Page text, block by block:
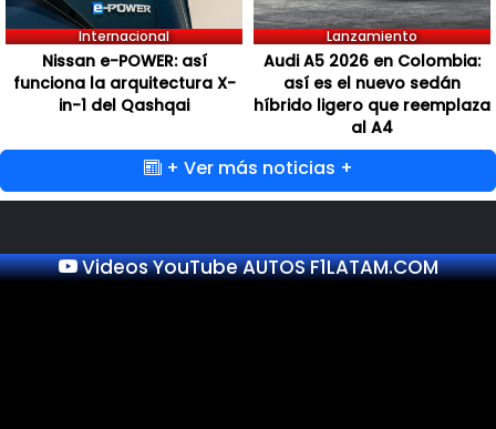
Internacional
Nissan e-POWER: así
funciona la arquitectura X-
in-1 del Qashqai
Lanzamiento
Audi A5 2026 en Colombia:
así es el nuevo sedán
híbrido ligero que reemplaza
al A4
+ Ver más noticias +
Videos YouTube AUTOS F1LATAM.COM